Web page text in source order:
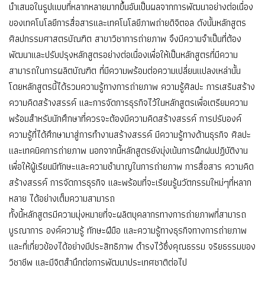
นำเสนอในรูปแบบที่หลากหลายมากขึ้นอันเป็นผลจากการพัฒนาอย่างต่อเนื่อง
ของเทคโนโลยีการสื่อสารและเทคโนโลยีภาพถ่ายดิจิตอล ดังนั้นหลักสูตร
ศิลปกรรมศาสตรบัณฑิต สาขาวิชาการถ่ายภาพ จึงมีความจำเป็นที่ต้อง
พัฒนาและปรับปรุงหลักสูตรอย่างต่อเนื่องเพื่อให้เป็นหลักสูตรที่มีความ
สามารถในการผลิตบัณฑิต ที่มีความพร้อมต่อความเปลี่ยนแปลงเหล่านั้น
โดยหลักสูตรนี้ได้รวมความรู้ทางการถ่ายภาพ ความรู้ศิลปะ การเสริมสร้าง
ความคิดสร้างสรรค์ และการจัดการธุรกิจไว้ในหลักสูตรเพื่อเตรียมความ
พร้อมสำหรับนักศึกษาที่ควรจะต้องมีความคิดสร้างสรรค์ การปรับองค์
ความรู้ที่ได้ศึกษามาสู่การทำงานสร้างสรรค์ มีความรู้ทางด้านธุรกิจ ศิลปะ
และเทคนิคการถ่ายภาพ นอกจากนี้หลักสูตรยังมุ่งเน้นการฝึกฝนปฏิบัติงาน
เพื่อให้ผู้เรียนมีทักษะและความชำนาญในการถ่ายภาพ การสื่อสาร ความคิด
สร้างสรรค์ การจัดการธุรกิจ และพร้อมที่จะเรียนรู้นวัตกรรมใหม่ๆที่หลาก
หลาย ได้อย่างเต็มความสามารถ
ทั้งนี้หลักสูตรมีความมุ่งหมายที่จะผลิตบุคลากรทางการถ่ายภาพที่สามารถ
บูรณาการ องค์ความรู้ ทักษะฝีมือ และความรู้ทางธุรกิจทางการถ่ายภาพ
และที่เกี่ยวข้องได้อย่างมีประสิทธิภาพ ดำรงไว้ซึ่งคุณธรรม จริยธรรมของ
วิชาชีพ และมีจิตสำนึกต่อการพัฒนาประเทศชาติต่อไป